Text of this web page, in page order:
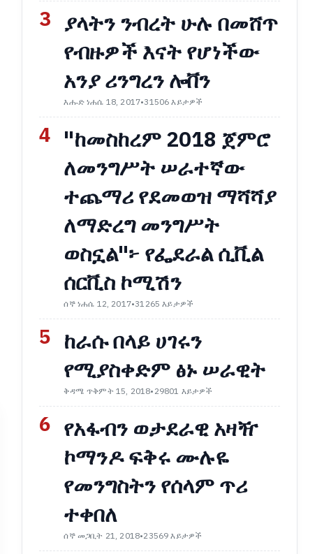
3 ያላትን ንብረት ሁሉ በመሸጥ
የብዙዎች እናት የሆነችው
አንያ ሪንግረን ሎቨን
እሑድ ነሐሴ 18, 2017•31506 እይታዎች
4 "ከመስከረም 2018 ጀምሮ
ለመንግሥት ሠራተኛው
ተጨማሪ የደመወዝ ማሻሻያ
ለማድረግ መንግሥት
ወስኗል"፦ የፌደራል ሲቪል
ሰርቪስ ኮሚሽን
ሰኞ ነሐሴ 12, 2017•31265 እይታዎች
5 ከራሱ በላይ ሀገሩን
የሚያስቀድም ፅኑ ሠራዊት
ቅዳሜ ጥቅምት 15, 2018•29801 እይታዎች
6 የአፋብን ወታደራዊ አዛዥ
ኮማንዶ ፍቅሩ ሙሉዬ
የመንግስትን የሰላም ጥሪ
ተቀበለ
ሰኞ መጋቢት 21, 2018•23569 እይታዎች